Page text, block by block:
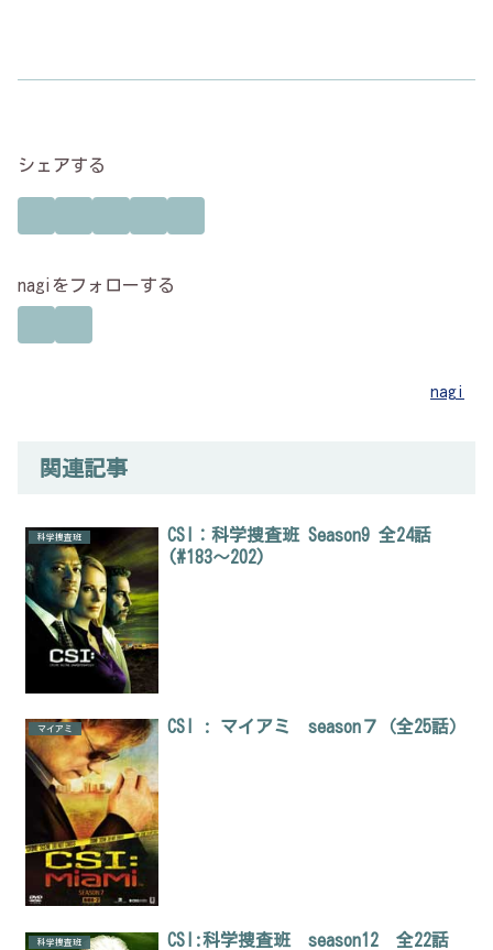
シェアする
nagiをフォローする
nagi
関連記事
科学捜査班
CSI：科学捜査班 Season9 全24話
(#183～202)
マイアミ CSI : マイアミ season７（全25話）
科学捜査班 CSI:科学捜査班 season12 全22話